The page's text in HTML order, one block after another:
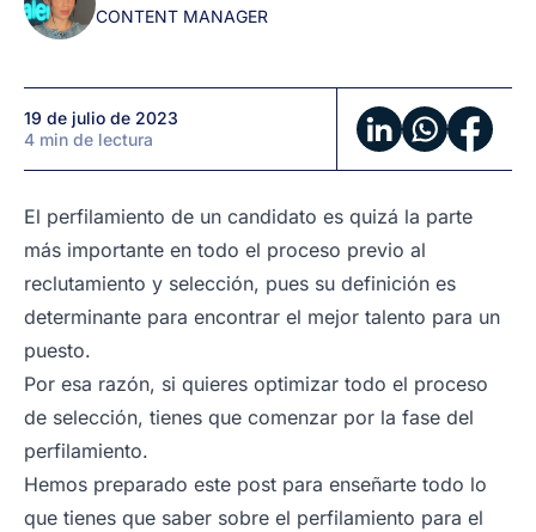
selecciónCONTENT MANAGER
19 de julio de 2023
4 min de lectura
El perfilamiento de un candidato es quizá la parte
más importante en todo el proceso previo al
reclutamiento y selección, pues su definición es
determinante para encontrar el mejor talento para un
puesto.
Por esa razón, si quieres optimizar todo el proceso
de selección, tienes que comenzar por la fase del
perfilamiento.
Hemos preparado este post para enseñarte todo lo
que tienes que saber sobre el perfilamiento para el